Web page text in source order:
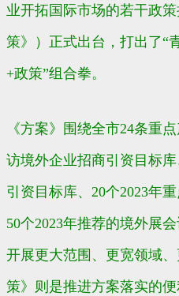
业开拓国际市场的若干政
策》）正式出台，打出了“
+政策”组合拳。
《方案》围绕全市24条重
访境外企业招商引资目标
引资目标库、20个2023年
50个2023年推荐的境外展
开展更大范围、更宽领域
策》则是推进方案落实的